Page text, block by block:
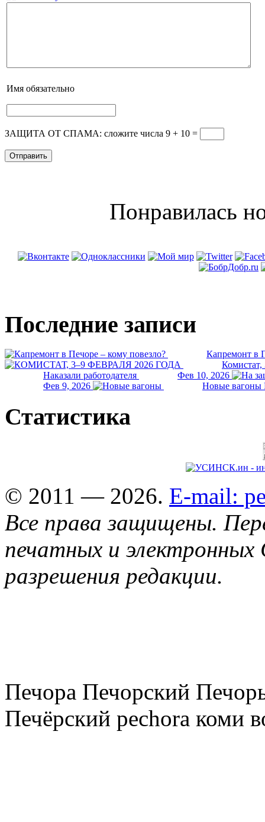
Имя обязательно
ЗАЩИТА ОТ СПАМА: сложите числа 9 + 10 =
Понравилась
Последние записи
Капремонт в
Комистат,
Наказали работодателя
Фев 10, 2026
Фев 9, 2026
Новые вагоны
Статистика
© 2011 — 2026. E-mail:
Все права защищены.
печатных и
разрешения редакции.
Печора Печорский
Печёрский pechora коми